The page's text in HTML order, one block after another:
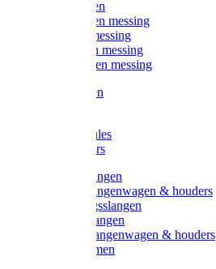
Kogelkranen
Koppelingen messing
Sproeiers messing
Tuinspuiten messing
Slangstukken messing
Handspuiten
Kunststoftules
Regenmeters
Overige slangen
Overige slangenwagen & houders
Beregeningsslangen
Gardena slangen
Gardena slangenwagen & houders
Slangklemmen